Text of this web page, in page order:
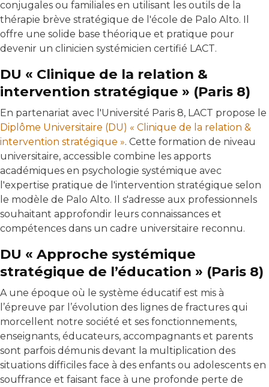
conjugales ou familiales en utilisant les outils de la
thérapie brève stratégique de l'école de Palo Alto. Il
offre une solide base théorique et pratique pour
devenir un clinicien systémicien certifié LACT.
DU « Clinique de la relation &
intervention stratégique » (Paris 8)
En partenariat avec l'Université Paris 8, LACT propose le
Diplôme Universitaire (DU) « Clinique de la relation &
intervention stratégique ». Cette formation de niveau
universitaire, accessible combine les apports
académiques en psychologie systémique avec
l'expertise pratique de l'intervention stratégique selon
le modèle de Palo Alto. Il s'adresse aux professionnels
souhaitant approfondir leurs connaissances et
compétences dans un cadre universitaire reconnu.
DU « Approche systémique
stratégique de l’éducation » (Paris 8)
A une époque où le système éducatif est mis à
l’épreuve par l’évolution des lignes de fractures qui
morcellent notre société et ses fonctionnements,
enseignants, éducateurs, accompagnants et parents
sont parfois démunis devant la multiplication des
situations difficiles face à des enfants ou adolescents en
souffrance et faisant face à une profonde perte de